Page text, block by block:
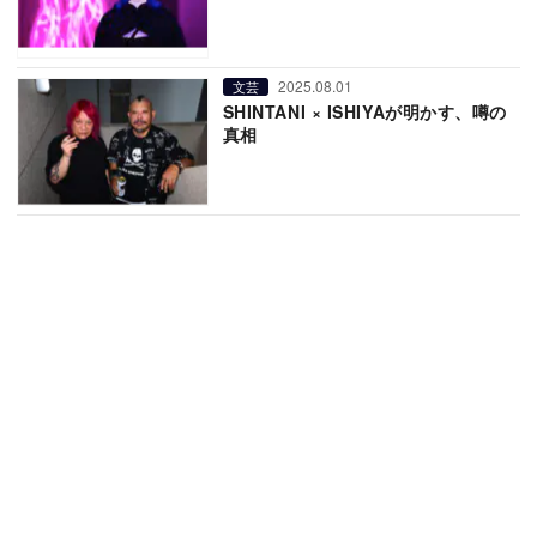
文芸 2025.08.01
SHINTANI × ISHIYAが明かす、噂の
真相